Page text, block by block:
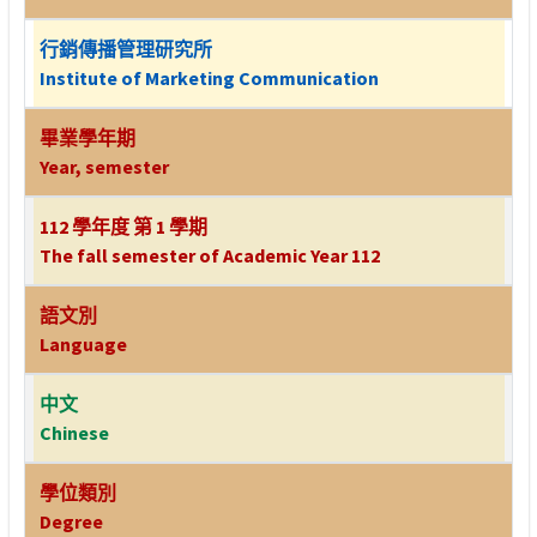
行銷傳播管理研究所
Institute of Marketing Communication
畢業學年期
Year, semester
112 學年度 第 1 學期
The fall semester of Academic Year 112
語文別
Language
中文
Chinese
學位類別
Degree